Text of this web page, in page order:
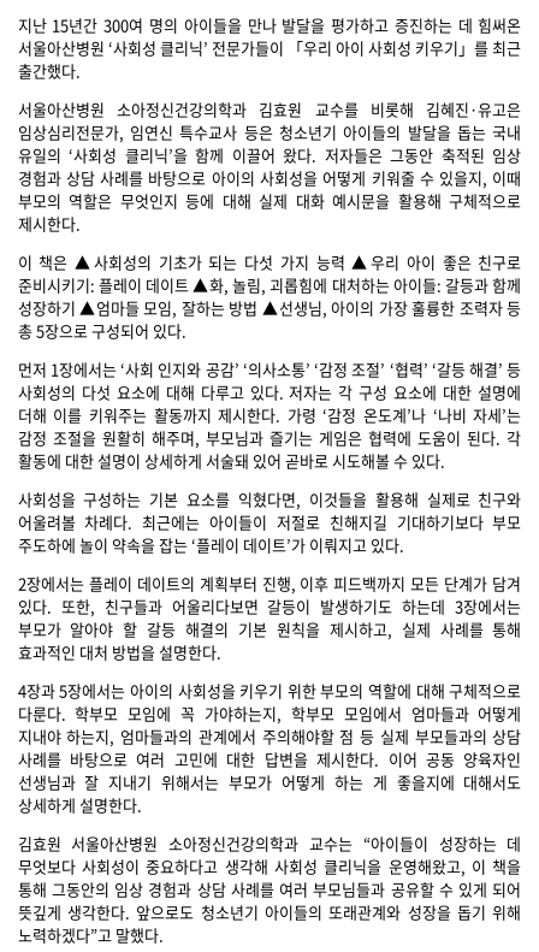
지난 15년간 300여 명의 아이들을 만나 발달을 평가하고 증진하는 데 힘써온
서울아산병원 ‘사회성 클리닉’ 전문가들이 「우리 아이 사회성 키우기」를 최근
출간했다.
서울아산병원 소아정신건강의학과 김효원 교수를 비롯해 김혜진·유고은
임상심리전문가, 임연신 특수교사 등은 청소년기 아이들의 발달을 돕는 국내
유일의 ‘사회성 클리닉’을 함께 이끌어 왔다. 저자들은 그동안 축적된 임상
경험과 상담 사례를 바탕으로 아이의 사회성을 어떻게 키워줄 수 있을지, 이때
부모의 역할은 무엇인지 등에 대해 실제 대화 예시문을 활용해 구체적으로
제시한다.
이 책은 ▲사회성의 기초가 되는 다섯 가지 능력 ▲우리 아이 좋은 친구로
준비시키기: 플레이 데이트 ▲화, 놀림, 괴롭힘에 대처하는 아이들: 갈등과 함께
성장하기 ▲엄마들 모임, 잘하는 방법 ▲선생님, 아이의 가장 훌륭한 조력자 등
총 5장으로 구성되어 있다.
먼저 1장에서는 ‘사회 인지와 공감’ ‘의사소통’ ‘감정 조절’ ‘협력’ ‘갈등 해결’ 등
사회성의 다섯 요소에 대해 다루고 있다. 저자는 각 구성 요소에 대한 설명에
더해 이를 키워주는 활동까지 제시한다. 가령 ‘감정 온도계’나 ‘나비 자세’는
감정 조절을 원활히 해주며, 부모님과 즐기는 게임은 협력에 도움이 된다. 각
활동에 대한 설명이 상세하게 서술돼 있어 곧바로 시도해볼 수 있다.
사회성을 구성하는 기본 요소를 익혔다면, 이것들을 활용해 실제로 친구와
어울려볼 차례다. 최근에는 아이들이 저절로 친해지길 기대하기보다 부모
주도하에 놀이 약속을 잡는 ‘플레이 데이트’가 이뤄지고 있다.
2장에서는 플레이 데이트의 계획부터 진행, 이후 피드백까지 모든 단계가 담겨
있다. 또한, 친구들과 어울리다보면 갈등이 발생하기도 하는데 3장에서는
부모가 알아야 할 갈등 해결의 기본 원칙을 제시하고, 실제 사례를 통해
효과적인 대처 방법을 설명한다.
4장과 5장에서는 아이의 사회성을 키우기 위한 부모의 역할에 대해 구체적으로
다룬다. 학부모 모임에 꼭 가야하는지, 학부모 모임에서 엄마들과 어떻게
지내야 하는지, 엄마들과의 관계에서 주의해야할 점 등 실제 부모들과의 상담
사례를 바탕으로 여러 고민에 대한 답변을 제시한다. 이어 공동 양육자인
선생님과 잘 지내기 위해서는 부모가 어떻게 하는 게 좋을지에 대해서도
상세하게 설명한다.
김효원 서울아산병원 소아정신건강의학과 교수는 “아이들이 성장하는 데
무엇보다 사회성이 중요하다고 생각해 사회성 클리닉을 운영해왔고, 이 책을
통해 그동안의 임상 경험과 상담 사례를 여러 부모님들과 공유할 수 있게 되어
뜻깊게 생각한다. 앞으로도 청소년기 아이들의 또래관계와 성장을 돕기 위해
노력하겠다”고 말했다.